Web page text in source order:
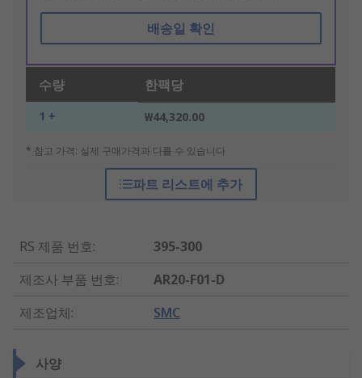
배송일 확인
수량 한팩당
1 + ₩44,320.00
* 참고 가격: 실제 구매가격과 다를 수 있습니다
파트 리스트에 추가
RS 제품 번호:
395-300
제조사 부품 번호:
AR20-F01-D
제조업체: SMC
사양